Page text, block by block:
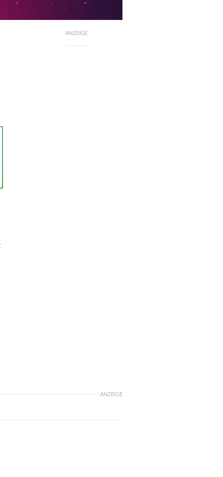
ANZEIGE
ANZEIGE